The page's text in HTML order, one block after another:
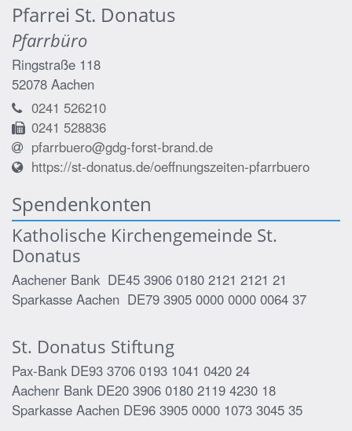
Pfarrei St. Donatus
Pfarrbüro
Ringstraße 118
52078 Aachen
0241 526210
0241 528836
pfarrbuero@gdg-forst-brand.de
https://st-donatus.de/oeffnungszeiten-pfarrbuero
Spendenkonten
Katholische Kirchengemeinde St.
Donatus
Aachener Bank DE45 3906 0180 2121 2121 21
Sparkasse Aachen DE79 3905 0000 0000 0064 37
St. Donatus Stiftung
Pax-Bank DE93 3706 0193 1041 0420 24
Aachenr Bank DE20 3906 0180 2119 4230 18
Sparkasse Aachen DE96 3905 0000 1073 3045 35